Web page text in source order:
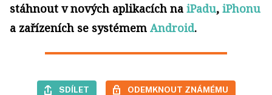
stáhnout v nových aplikacích na iPadu, iPhonu
a zařízeních se systémem Android.
SDÍLET ODEMKNOUT ZNÁMÉMU